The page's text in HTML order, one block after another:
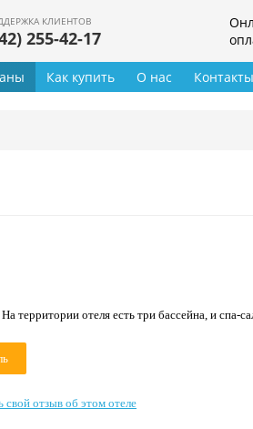
КЛИЕНТОВ
255-42-17
Как купить О нас Контакты
территории отеля есть три бассейна, и спа-
свой отзыв об этом отеле